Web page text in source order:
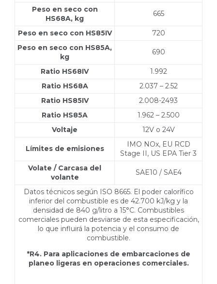
Peso en seco con
HS68A, kg
665
Peso en seco con HS85IV
720
Peso en seco con HS85A,
kg
690
Ratio HS68IV
1.992
Ratio HS68A
2.037 – 2.52
Ratio HS85IV
2.008-2493
Ratio HS85A
1.962 – 2.500
Voltaje
12V o 24V
Límites de emisiones
IMO NOx, EU RCD
Stage II, US EPA Tier 3
Volate / Carcasa del
volante
SAE10 / SAE4
Datos técnicos según ISO 8665. El poder calorífico
inferior del combustible es de 42.700 kJ/kg y la
densidad de 840 g/litro a 15°C. Combustibles
comerciales pueden desviarse de esta especificación,
lo que influirá la potencia y el consumo de
combustible.
*R4. Para aplicaciones de embarcaciones de
planeo ligeras en operaciones comerciales.